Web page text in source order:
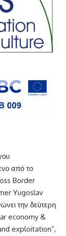
από το
Border
Yugoslav
την δεύτερη
economy &
exploitation”,